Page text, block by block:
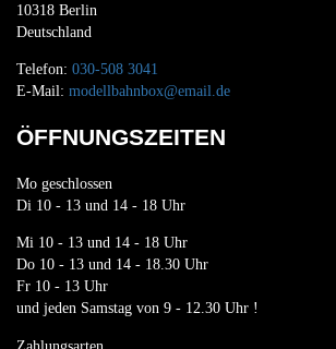
10318 Berlin
Deutschland
Telefon: 030-508 3041
E-Mail: modellbahnbox@email.de
ÖFFNUNGSZEITEN
Mo geschlossen
Di 10 - 13 und 14 - 18 Uhr
Mi 10 - 13 und 14 - 18 Uhr
Do 10 - 13 und 14 - 18.30 Uhr
Fr 10 - 13 Uhr
und jeden Samstag von 9 - 12.30 Uhr !